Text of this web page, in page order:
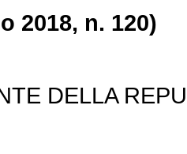
2018, n. 120)
DELLA